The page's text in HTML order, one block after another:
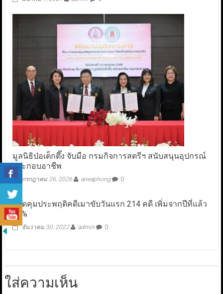
มูลนิธิป่อเต็กตึ๊ง จับมือ กรมกิจการสตรีฯ สนับสนุนอุปกรณ์
ประกอบอาชีพ
กรกฎาคม 26, 2026 aneaphong 0
ยอดคุมประพฤติคดีเมาขับวันแรก 214 คดี เพิ่มจากปีที่แล้ว
98%
ธันวาคม 30, 2022 admin 0
ใส่ความเห็น